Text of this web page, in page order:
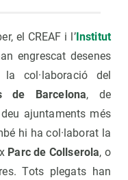
el CREAF i l’Institut
engrescat desenes
la col·laboració del
de Barcelona, de
ajuntaments més
hi ha col·laborat la
Parc de Collserola, o
Tots plegats han